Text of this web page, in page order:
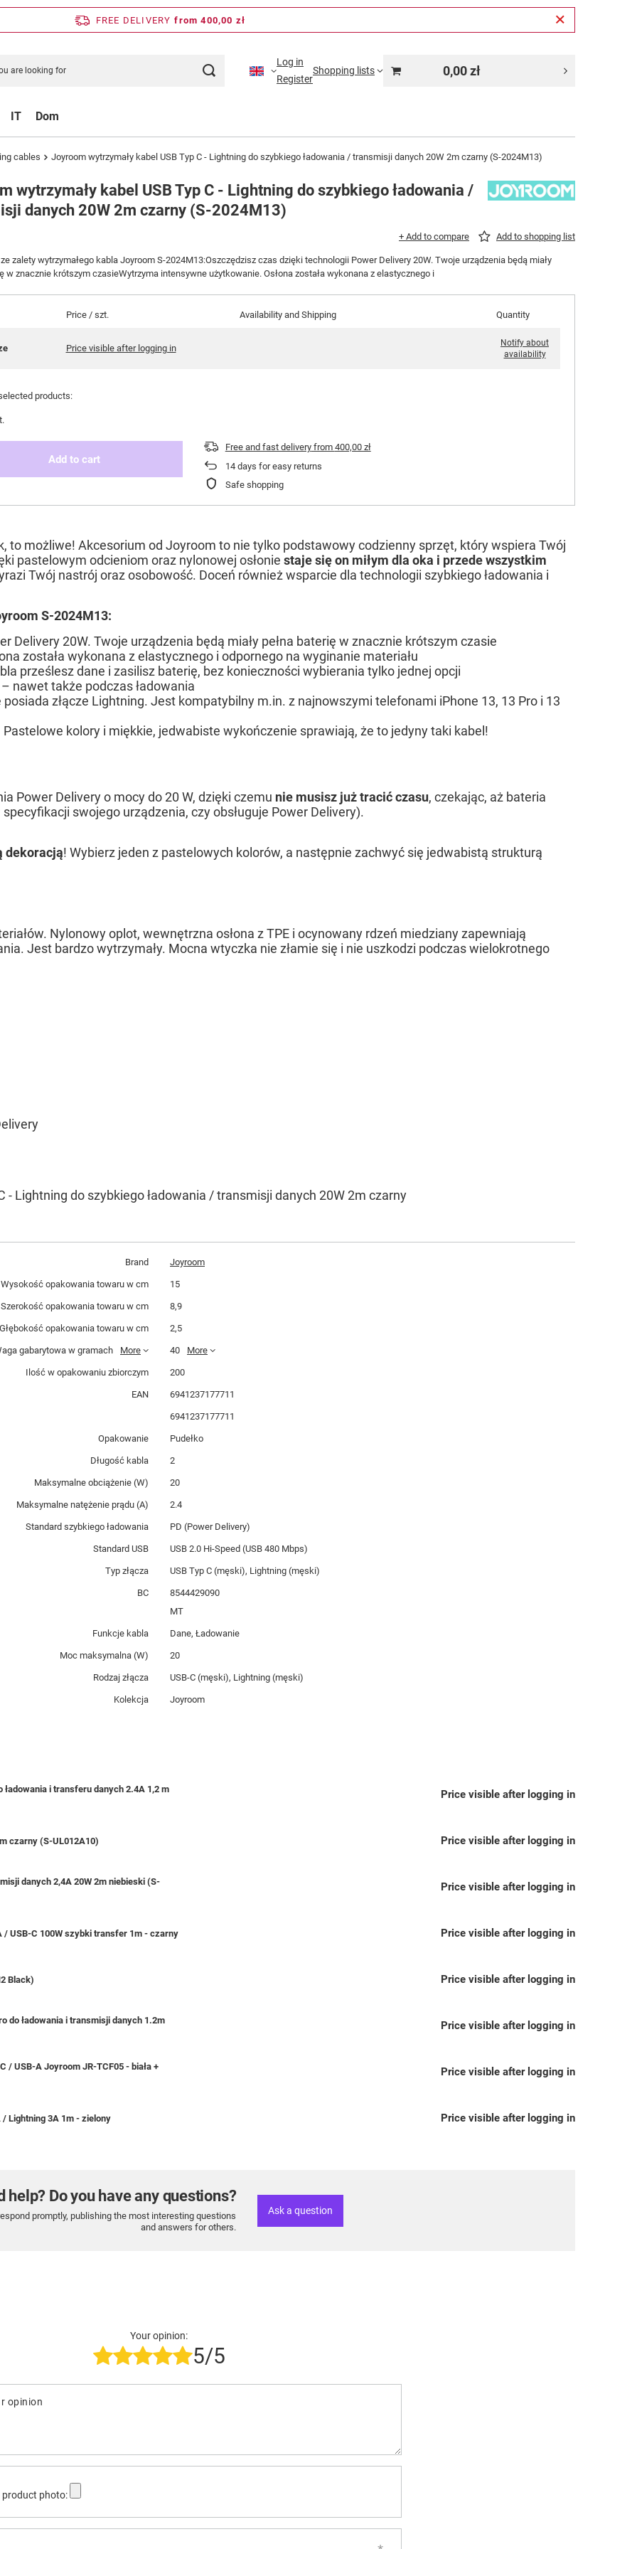
FREE DELIVERY from 400,00 zł
Log in
Register
Shopping lists 0,00 zł
IT Dom
cables Joyroom wytrzymały kabel USB Typ C - Lightning do szybkiego ładowania / transmisji danych 20W 2m czarny (S-2024M13)
wytrzymały kabel USB Typ C - Lightning do szybkiego ładowania /
danych 20W 2m czarny (S-2024M13)
+ Add to compare Add to shopping list
zalety wytrzymałego kabla Joyroom S-2024M13:Oszczędzisz czas dzięki technologii Power Delivery 20W. Twoje urządzenia będą miały
w znacznie krótszym czasieWytrzyma intensywne użytkowanie. Osłona została wykonana z elastycznego i
Price / szt. Availability and Shipping Quantity
Price visible after logging in
Notify about
availability
products:
Add to cart
Free and fast deliveryfrom 400,00 zł
14days for easy returns
Safe shopping
to możliwe! Akcesorium od Joyroom to nie tylko podstawowy codzienny sprzęt, który wspiera Twój
pastelowym odcieniom oraz nylonowej osłonie staje się on miłym dla oka i przede wszystkim
Twój nastrój oraz osobowość. Doceń również wsparcie dla technologii szybkiego ładowania i
S-2024M13:
Delivery 20W. Twoje urządzenia będą miały pełna baterię w znacznie krótszym czasie
została wykonana z elastycznego i odpornego na wyginanie materiału
prześlesz dane i zasilisz baterię, bez konieczności wybierania tylko jednej opcji
nawet także podczas ładowania
posiada złącze Lightning. Jest kompatybilny m.in. z najnowszymi telefonami iPhone 13, 13 Pro i 13
kolory i miękkie, jedwabiste wykończenie sprawiają, że to jedyny taki kabel!
Power Delivery o mocy do 20 W, dzięki czemu nie musisz już tracić czasu, czekając, aż bateria
swojego urządzenia, czy obsługuje Power Delivery).
dekoracją! Wybierz jeden z pastelowych kolorów, a następnie zachwyć się jedwabistą strukturą
Nylonowy oplot, wewnętrzna osłona z TPE i ocynowany rdzeń miedziany zapewniają
Jest bardzo wytrzymały. Mocna wtyczka nie złamie się i nie uszkodzi podczas wielokrotnego
- Lightning do szybkiego ładowania / transmisji danych 20W 2m czarny
Brand Joyroom
Wysokość opakowania towaru w cm 15
Szerokość opakowania towaru w cm 8,9
Głębokość opakowania towaru w cm 2,5
gabarytowa w gramach More 40 More
Ilość w opakowaniu zbiorczym 200
EAN 6941237177711
6941237177711
Opakowanie Pudełko
Długość kabla 2
Maksymalne obciążenie (W) 20
Maksymalne natężenie prądu (A) 2.4
Standard szybkiego ładowania PD (Power Delivery)
Standard USB USB 2.0 Hi-Speed (USB 480 Mbps)
Typ złącza USB Typ C (męski), Lightning (męski)
BC
8544429090
MT
Funkcje kabla Dane, Ładowanie
Moc maksymalna (W) 20
Rodzaj złącza USB-C (męski), Lightning (męski)
Kolekcja Joyroom
i transferu danych 2.4A 1,2 m Price visible after logging in
czarny (S-UL012A10) Price visible after logging in
danych 2,4A 20W 2m niebieski (S- Price visible after logging in
USB-C 100W szybki transfer 1m - czarny Price visible after logging in
Black) Price visible after logging in
do ładowania i transmisji danych 1.2m Price visible after logging in
/ USB-A Joyroom JR-TCF05 - biała + Price visible after logging in
Lightning 3A 1m - zielony Price visible after logging in
help? Do you have any questions?
promptly, publishing the most interesting questions
and answers for others.
Ask a question
Your opinion:
5/5
opinion
photo: